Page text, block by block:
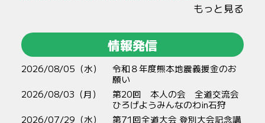
もっと見る
情報発信
2026/08/05（水）
令和８年度熊本地震義援金のお
願い
2026/08/03（月）
第20回 本人の会 全道交流会
ひろげようみんなのわin石狩
2026/07/29（水）
第71回全道大会 登別大会記念講